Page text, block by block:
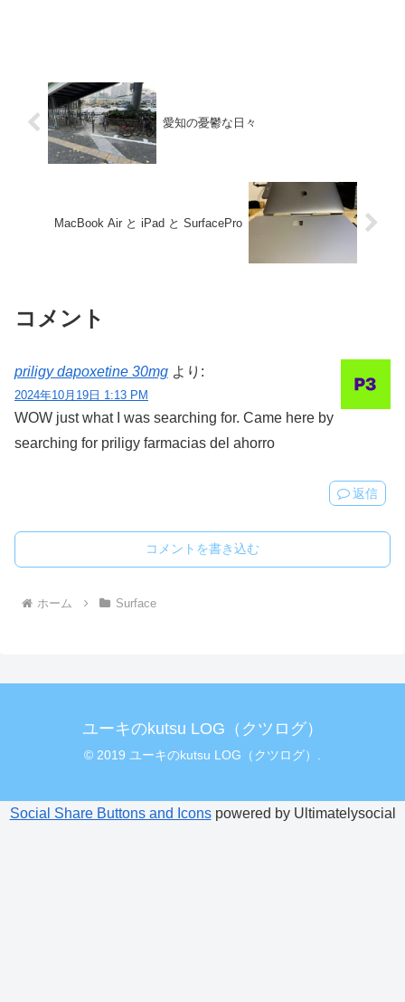
愛知の憂鬱な日々
MacBook Air と iPad と SurfacePro
コメント
priligy dapoxetine 30mg より:
2024年10月19日 1:13 PM
WOW just what I was searching for. Came here by
searching for priligy farmacias del ahorro
返信
コメントを書き込む
ホーム Surface
ユーキのkutsu LOG（クツログ）
© 2019 ユーキのkutsu LOG（クツログ）.
Social Share Buttons and Iconspowered by Ultimatelysocial